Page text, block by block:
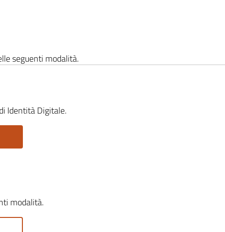
seguenti modalità.
Identità Digitale.
modalità.